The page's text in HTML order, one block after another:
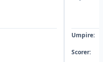
Umpire:
Scorer: